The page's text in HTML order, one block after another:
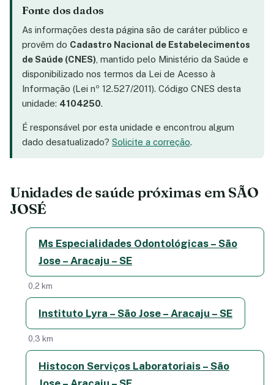
Fonte dos dados
As informações desta página são de caráter público e
provêm do Cadastro Nacional de Estabelecimentos
de Saúde (CNES) , mantido pelo Ministério da Saúde e
disponibilizado nos termos da Lei de Acesso à
Informação (Lei nº 12.527/2011). Código CNES desta
unidade: 4104250.
É responsável por esta unidade e encontrou algum
dado desatualizado? Solicite a correção.
Unidades de saúde próximas em SÃO
JOSÉ
Ms Especialidades Odontológicas – São
Jose – Aracaju – SE
0,2 km
Instituto Lyra – São Jose – Aracaju – SE
0,3 km
Histocon Serviços Laboratoriais – São